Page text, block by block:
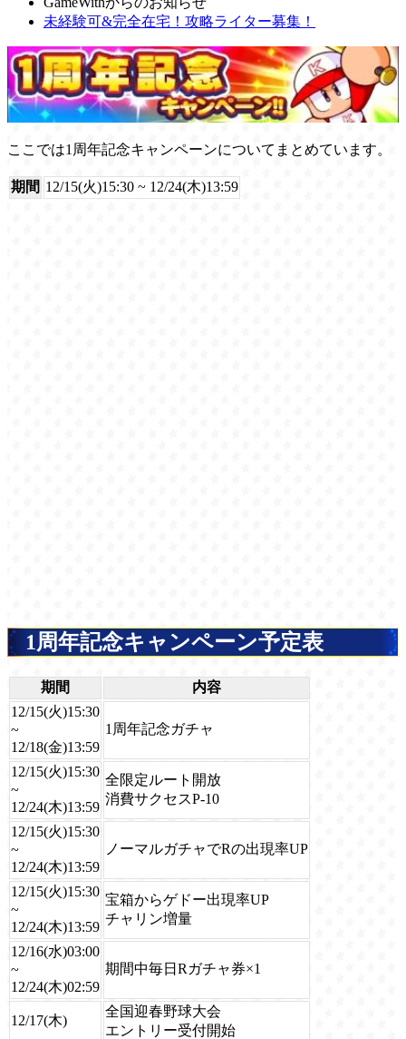
未経験可&完全在宅！攻略ライター募集！
ここでは1周年記念キャンペーンについてまとめています。
期間 12/15(火)15:30 ~ 12/24(木)13:59
1周年記念キャンペーン予定表
期間
内容
12/15(火)15:30
~
12/18(金)13:59
1周年記念ガチャ
12/15(火)15:30
~
12/24(木)13:59
全限定ルート開放
消費サクセスP-10
12/15(火)15:30
~
12/24(木)13:59
ノーマルガチャでRの出現率UP
12/15(火)15:30
~
12/24(木)13:59
宝箱からゲドー出現率UP
チャリン増量
12/16(水)03:00
~
12/24(木)02:59
期間中毎日Rガチャ券×1
12/17(木)
全国迎春野球大会
エントリー受付開始